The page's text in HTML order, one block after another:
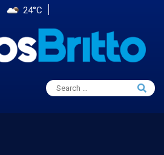
24°C
Search
for:
Search